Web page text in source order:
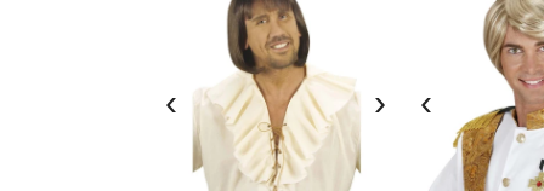
‹ › ‹